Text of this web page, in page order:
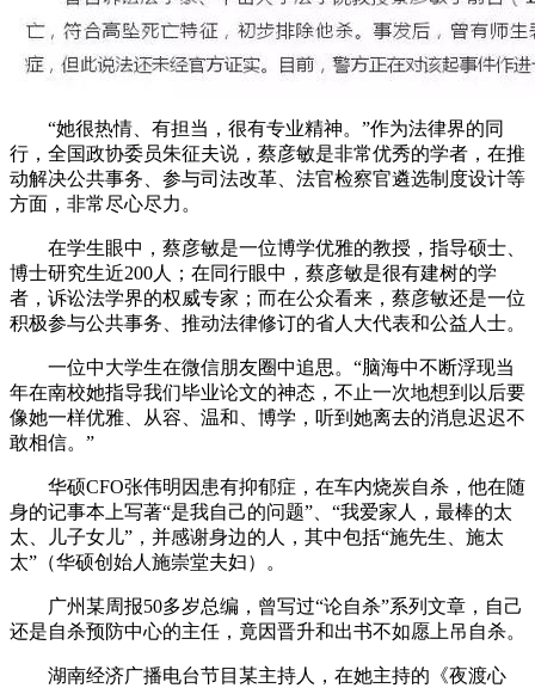
“她很热情、有担当，很有专业精神。”作为法律界的同
行，全国政协委员朱征夫说，蔡彦敏是非常优秀的学者，在推
动解决公共事务、参与司法改革、法官检察官遴选制度设计等
方面，非常尽心尽力。
在学生眼中，蔡彦敏是一位博学优雅的教授，指导硕士、
博士研究生近200人；在同行眼中，蔡彦敏是很有建树的学
者，诉讼法学界的权威专家；而在公众看来，蔡彦敏还是一位
积极参与公共事务、推动法律修订的省人大代表和公益人士。
一位中大学生在微信朋友圈中追思。“脑海中不断浮现当
年在南校她指导我们毕业论文的神态，不止一次地想到以后要
像她一样优雅、从容、温和、博学，听到她离去的消息迟迟不
敢相信。”
华硕CFO张伟明因患有抑郁症，在车内烧炭自杀，他在随
身的记事本上写著“是我自己的问题”、“我爱家人，最棒的太
太、儿子女儿”，并感谢身边的人，其中包括“施先生、施太
太”（华硕创始人施崇堂夫妇）。
广州某周报50多岁总编，曾写过“论自杀”系列文章，自己
还是自杀预防中心的主任，竟因晋升和出书不如愿上吊自杀。
湖南经济广播电台节目某主持人，在她主持的《夜渡心